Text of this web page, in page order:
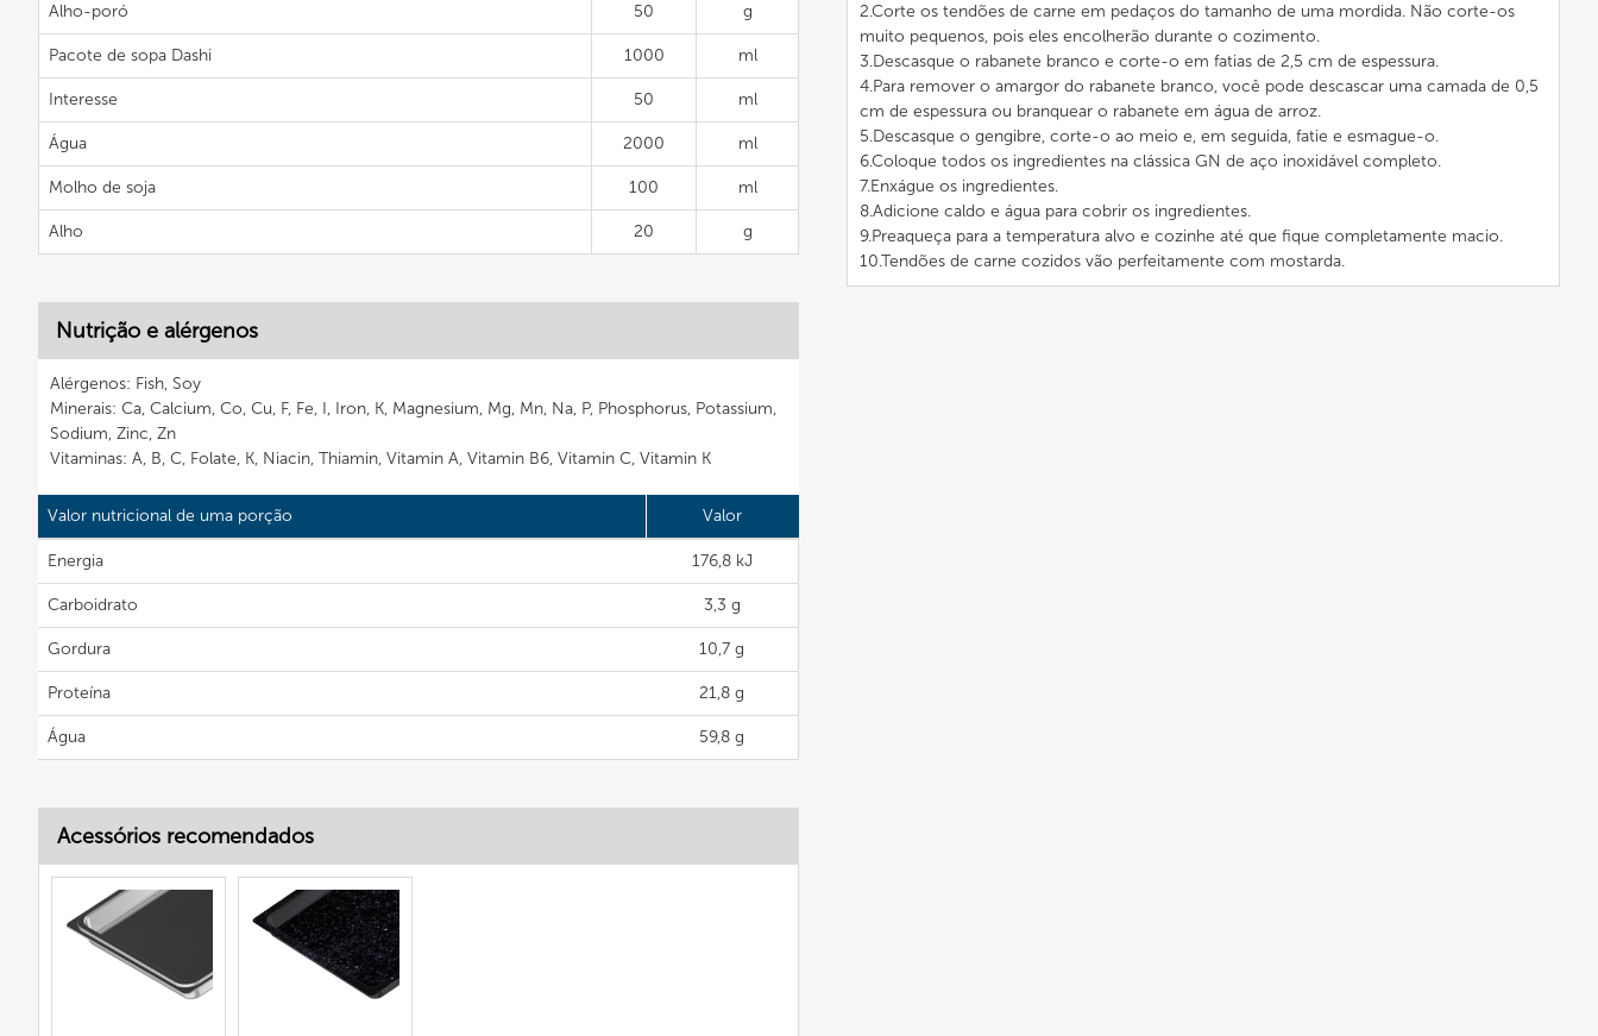
Alho-poró 50 g
Pacote de sopa Dashi 1000 ml
Interesse 50 ml
Água 2000 ml
Molho de soja 100 ml
Alho 20 g
Nutrição e alérgenos
Alérgenos: Fish, Soy
Minerais: Ca, Calcium, Co, Cu, F, Fe, I, Iron, K, Magnesium, Mg, Mn, Na, P, Phosphorus, Potassium,
Sodium, Zinc, Zn
Vitaminas: A, B, C, Folate, K, Niacin, Thiamin, Vitamin A, Vitamin B6, Vitamin C, Vitamin K
Valor nutricional de uma porção Valor
Energia 176,8 kJ
Carboidrato 3,3 g
Gordura 10,7 g
Proteína 21,8 g
Água 59,8 g
2.Corte os tendões de carne em pedaços do tamanho de uma mordida. Não corte-os
muito pequenos, pois eles encolherão durante o cozimento.
3.Descasque o rabanete branco e corte-o em fatias de 2,5 cm de espessura.
4.Para remover o amargor do rabanete branco, você pode descascar uma camada de 0,5
cm de espessura ou branquear o rabanete em água de arroz.
5.Descasque o gengibre, corte-o ao meio e, em seguida, fatie e esmague-o.
6.Coloque todos os ingredientes na clássica GN de aço inoxidável completo.
7.Enxágue os ingredientes.
8.Adicione caldo e água para cobrir os ingredientes.
9.Preaqueça para a temperatura alvo e cozinhe até que fique completamente macio.
10.Tendões de carne cozidos vão perfeitamente com mostarda.
Acessórios recomendados